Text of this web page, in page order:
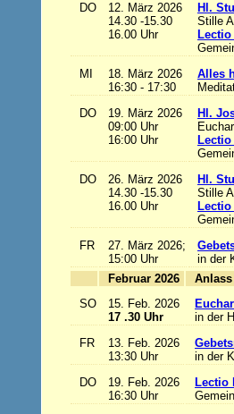
DO
12. März 2026
14.30 -15.30
16.00 Uhr
Hl.
Stille
MI
18. März 2026
16:30 - 17:30
Alles
DO
19. März 2026
09:00 Uhr
16:00 Uhr
Hl.
DO
26. März 2026
14.30 -15.30
16.00 Uhr
Hl.
Stille
FR
27. März 2026;
15:00 Uhr
in der
Februar 2026
SO
15. Feb. 2026
17 .30 Uhr
in der
FR
13. Feb. 2026
13:30 Uhr
in der
DO
19. Feb. 2026
16:30 Uhr
Lectio